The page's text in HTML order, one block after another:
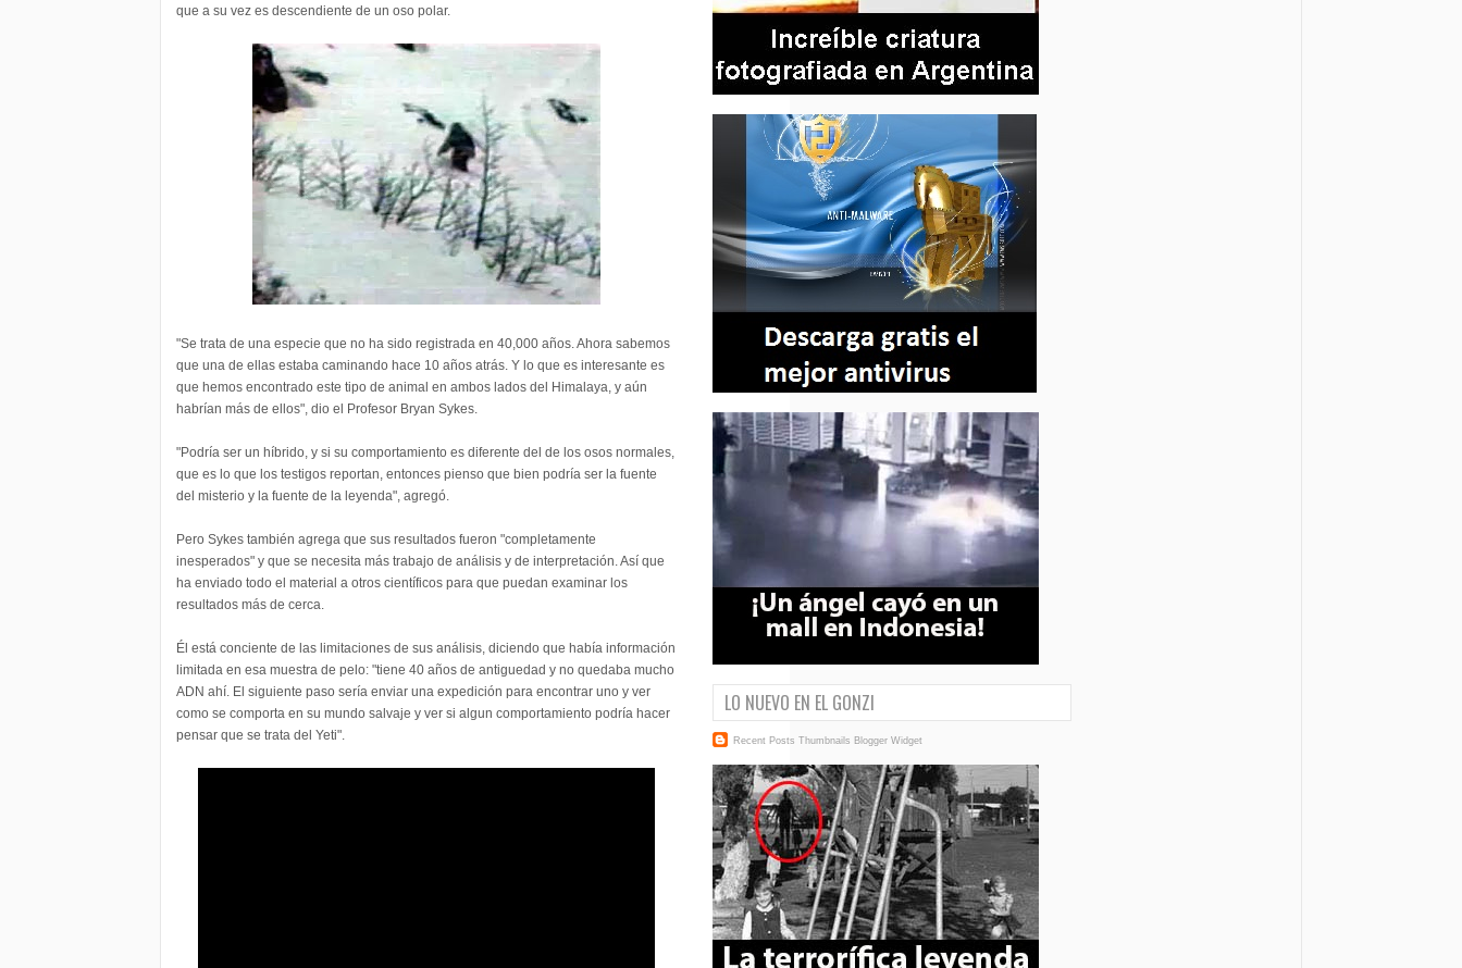
que a su vez es descendiente de un oso polar.
"Se trata de una especie que no ha sido registrada en 40,000 años. Ahora sabemos
que una de ellas estaba caminando hace 10 años atrás. Y lo que es interesante es
que hemos encontrado este tipo de animal en ambos lados del Himalaya, y aún
habrían más de ellos", dio el Profesor Bryan Sykes.
"Podría ser un híbrido, y si su comportamiento es diferente del de los osos normales,
que es lo que los testigos reportan, entonces pienso que bien podría ser la fuente
del misterio y la fuente de la leyenda", agregó.
Pero Sykes también agrega que sus resultados fueron "completamente
inesperados" y que se necesita más trabajo de análisis y de interpretación. Así que
ha enviado todo el material a otros científicos para que puedan examinar los
resultados más de cerca.
Él está conciente de las limitaciones de sus análisis, diciendo que había información
limitada en esa muestra de pelo: "tiene 40 años de antiguedad y no quedaba mucho
ADN ahí. El siguiente paso sería enviar una expedición para encontrar uno y ver
como se comporta en su mundo salvaje y ver si algun comportamiento podría hacer
pensar que se trata del Yeti".
LO NUEVO EN EL GONZI
Recent Posts Thumbnails Blogger Widget